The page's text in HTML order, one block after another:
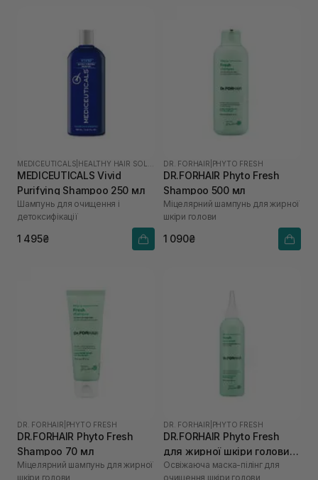
MEDICEUTICALS
MEDICEUTICALS Vivid
Purifying Shampoo 250 мл
Шампунь для очищення і
детоксифікації
1 495₴
DR. FORHAIR PHYTO FRESH
DR.FORHAIR Phyto Fresh
Shampoo 500 мл
Міцелярний шампунь для жирної
шкіри голови
1 090₴
DR. FORHAIR PHYTO FRESH
DR.FORHAIR Phyto Fresh
Shampoo 70 мл
Міцелярний шампунь для жирної
шкіри голови
DR. FORHAIR PHYTO FRESH
DR.FORHAIR Phyto Fresh
для жирної шкіри голови
200 мл
Освіжаюча маска-пілінг для
очищення шкіри голови